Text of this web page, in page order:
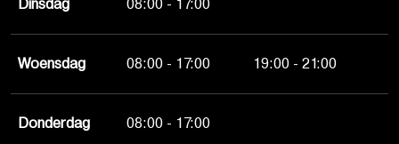
Dinsdag 08:00 - 17:00
Woensdag 08:00 - 17:00 19:00 - 21:00
Donderdag 08:00 - 17:00